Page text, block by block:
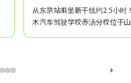
从东京站乘坐新干线约2.5小时
木汽车驾驶学校赤汤分校位于